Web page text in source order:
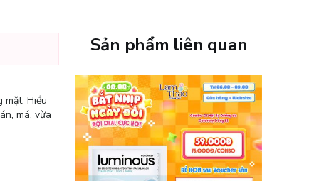
mặt. Hiểu
má, vừa
Sản phẩm liên quan